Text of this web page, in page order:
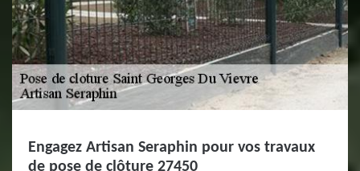
Engagez Artisan Seraphin pour vos travaux
de pose de clôture 27450